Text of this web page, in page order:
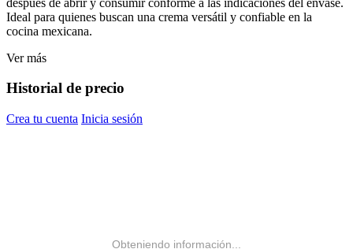
Ideal para quienes buscan una crema versátil y confiable en la
cocina mexicana.
Ver más
Historial de precio
Crea tu cuenta Inicia sesión
Obteniendo información...